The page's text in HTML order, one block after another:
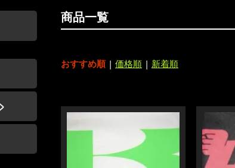
商品一覧
おすすめ順| 価格順 | 新着順